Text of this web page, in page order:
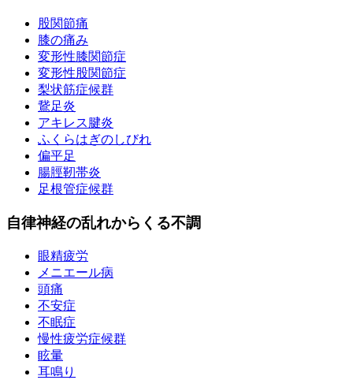
股関節痛
膝の痛み
変形性膝関節症
変形性股関節症
梨状筋症候群
鵞足炎
アキレス腱炎
ふくらはぎのしびれ
偏平足
腸脛靭帯炎
足根管症候群
自律神経の乱れからくる不調
眼精疲労
メニエール病
頭痛
不安症
不眠症
慢性疲労症候群
眩暈
耳鳴り